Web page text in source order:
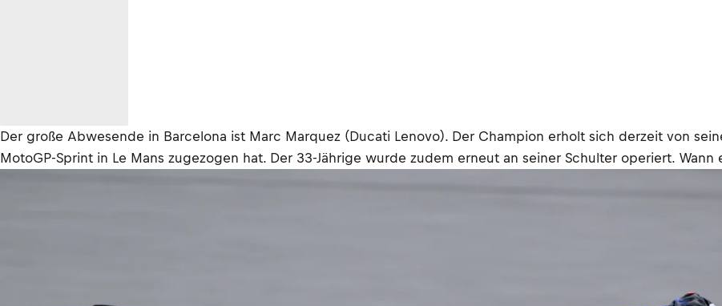
Der große Abwesende in Barcelona ist Marc Marquez (Ducati Lenovo). Der Champion erholt sich derzeit von
MotoGP-Sprint in Le Mans zugezogen hat. Der 33-Jährige wurde zudem erneut an seiner Schulter operiert.